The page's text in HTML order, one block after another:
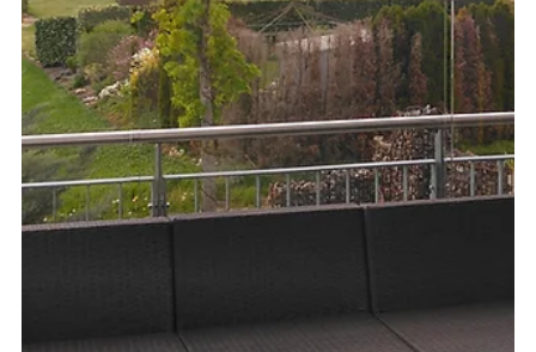
6. Dez. 2022
Eingangsverglasung mit Dach